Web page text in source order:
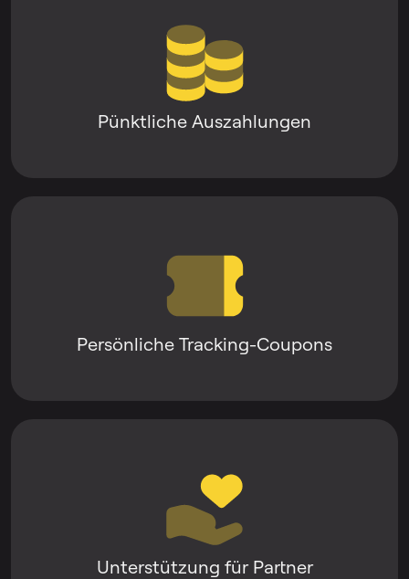
Pünktliche Auszahlungen
Persönliche Tracking-Coupons
Unterstützung für Partner